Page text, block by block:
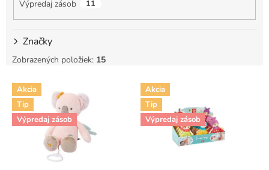
Výpredaj zásob 11
Značky
Zobrazených položiek: 15
V
p
Akcia
Tip
Výpredaj zásob
Akcia
Tip
Výpredaj zásob